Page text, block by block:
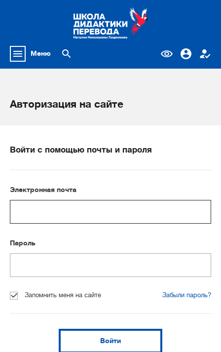
Меню
Авторизация на сайте
Войти с помощью почты и пароля
Электронная почта
Пароль
Запомнить меня на сайте Забыли пароль?
Войти